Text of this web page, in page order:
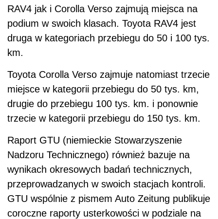
RAV4 jak i Corolla Verso zajmują miejsca na
podium w swoich klasach. Toyota RAV4 jest
druga w kategoriach przebiegu do 50 i 100 tys.
km.
Toyota Corolla Verso zajmuje natomiast trzecie
miejsce w kategorii przebiegu do 50 tys. km,
drugie do przebiegu 100 tys. km. i ponownie
trzecie w kategorii przebiegu do 150 tys. km.
Raport GTU (niemieckie Stowarzyszenie
Nadzoru Technicznego) również bazuje na
wynikach okresowych badań technicznych,
przeprowadzanych w swoich stacjach kontroli.
GTU wspólnie z pismem Auto Zeitung publikuje
coroczne raporty usterkowości w podziale na